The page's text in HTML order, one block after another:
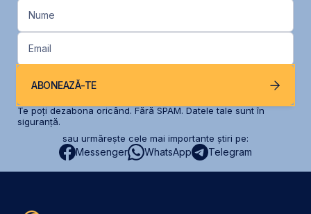
Nume
Email
ABONEAZĂ-TE
Te poți dezabona oricând. Fără SPAM. Datele tale sunt în
siguranță.
sau urmărește cele mai importante știri pe:
Messenger WhatsApp Telegram